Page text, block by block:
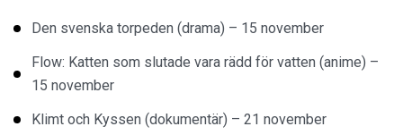
Den svenska torpeden (drama) – 15 november
Flow: Katten som slutade vara rädd för vatten (anime) –
15 november
Klimt och Kyssen (dokumentär) – 21 november